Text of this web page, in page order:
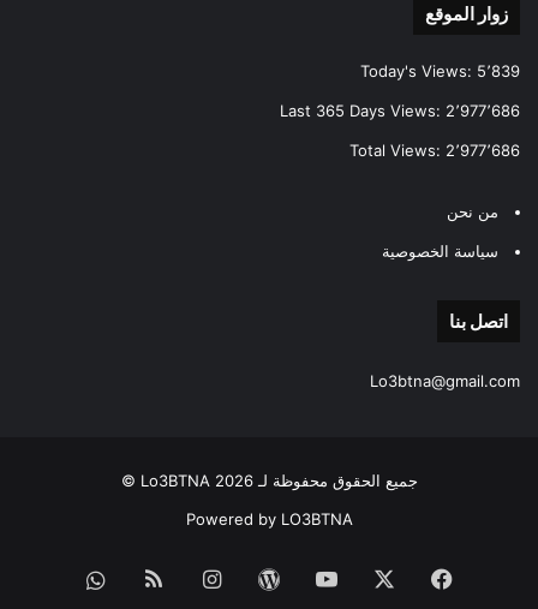
زوار الموقع
Today's Views: 5٬839
Last 365 Days Views: 2٬977٬686
Total Views: 2٬977٬686
من نحن
سياسة الخصوصية
اتصل بنا
Lo3btna@gmail.com
جميع الحقوق محفوظة لـ Lo3BTNA 2026 ©
Powered by LO3BTNA
فيسبوك ‫YouTube
‫WordPress
انستقرامملخصقناة